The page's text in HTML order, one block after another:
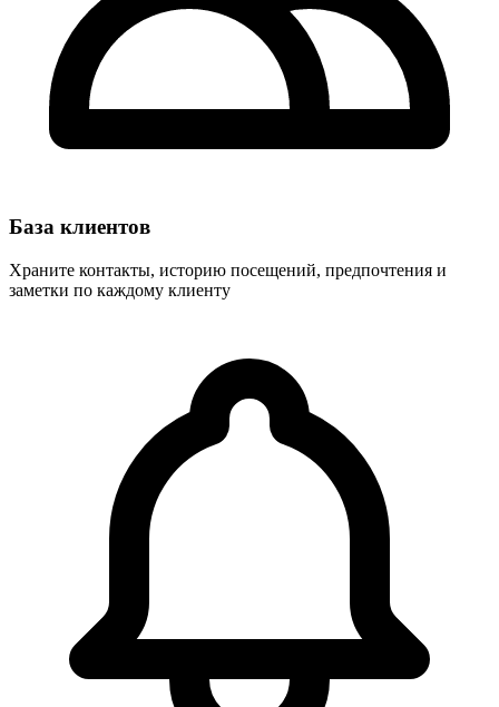
База клиентов
Храните контакты, историю посещений, предпочтения и
заметки по каждому клиенту